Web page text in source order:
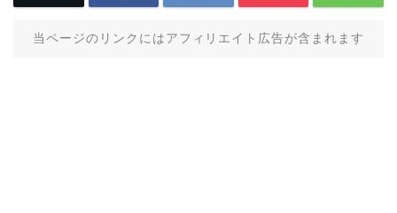
当ページのリンクにはアフィリエイト広告が含まれます